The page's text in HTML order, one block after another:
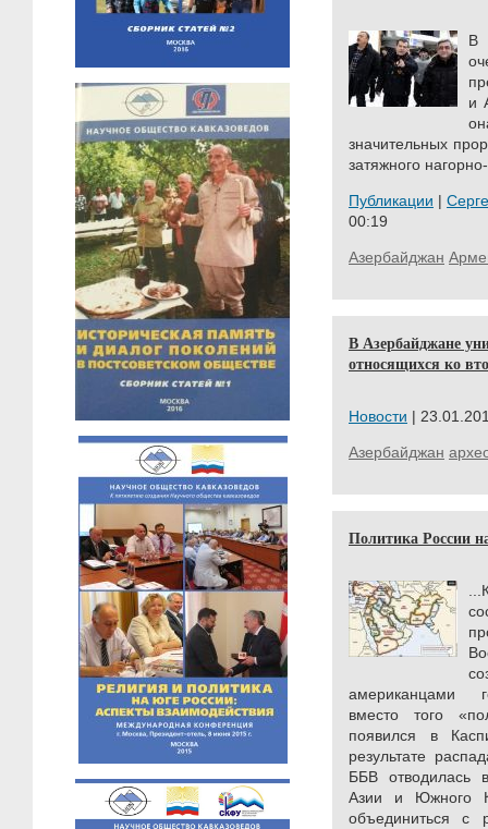
В
и
значительных
затяжного
Публикации |
00:19
Азербайджан
В Азербайджане
относящихся ко
Новости |
Азербайджан
Политика России
американцами
вместо того
появился в
результате
ББВ отводилась
Азии и Южного
объединиться с